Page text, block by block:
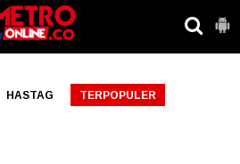
HASTAG TERPOPULER